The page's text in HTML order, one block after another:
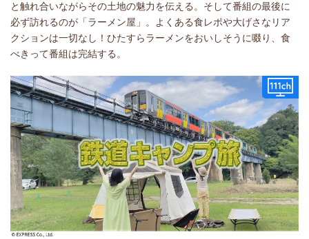
と触れ合いながらその土地の魅力を伝える。そして番組の最後に
必ず訪れるのが「ラーメン屋」。よくある食レポや大げさなリア
クションは一切なし！ひたすらラーメンをおいしそうに啜り、食
べきって番組は完結する。